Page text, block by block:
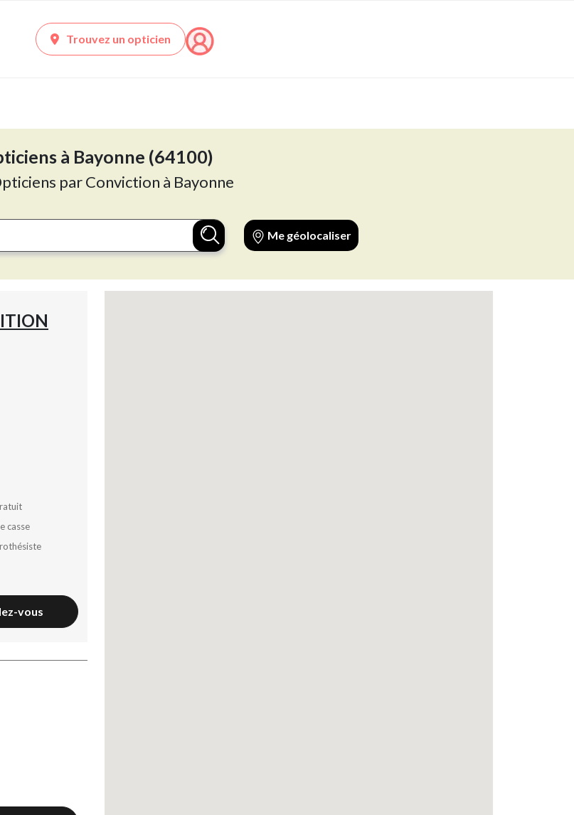
Trouvez un opticien
à Bayonne (64100)
par Conviction à Bayonne
Me géolocaliser
casse
vous